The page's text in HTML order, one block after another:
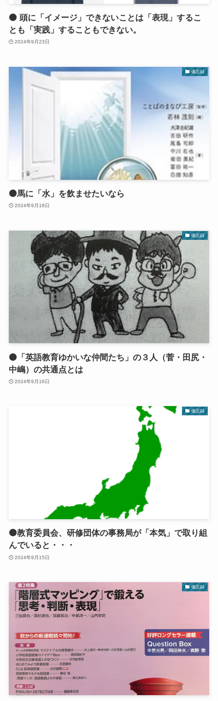
🟠 頭に「イメージ」できないことは「表現」するこ
とも「実践」することもできない。
2024年9月23日
備忘録
🟠馬に「水」を飲ませたいなら
2024年9月18日
備忘録
🟠「英語教育ゆかいな仲間たち」の３人（菅・田尻・
中嶋）の共通点とは
2024年9月16日
備忘録
🟠教育委員会、研修団体の事務局が「本気」で取り組
んでいると・・・
2024年9月15日
備忘録